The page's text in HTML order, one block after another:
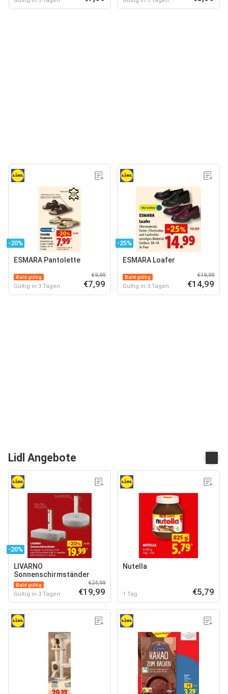
-20%
ESMARA Pantolette
Bald gültig
Gültig in 3 Tagen
€9,99
€7,99
-25%
ESMARA Loafer
Bald gültig
Gültig in 3 Tagen
€19,99
€14,99
Lidl Angebote
-20%
LIVARNO
Sonnenschirmständer
Bald gültig
Gültig in 3 Tagen
€24,99
€19,99
Nutella
1 Tag €5,79